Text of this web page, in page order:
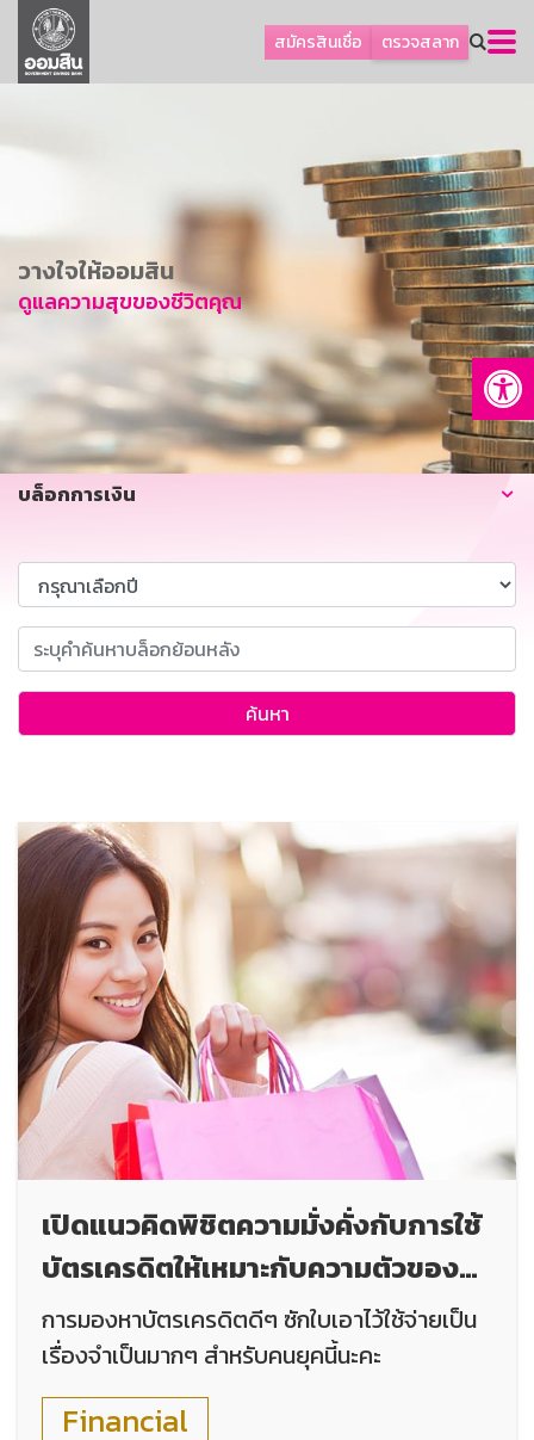
สมัครสินเชื่อ ตรวจสลาก
ลูกค้าธุรกิจ
ลูกค้าผู้ประกอบรายย่อย
ออมเพื่อสุข
เกี่ยวกับธนาคาร
การพัฒนาที่ยั่งยืน
ข่าวสาร
ติดต่อเรา
บริการออนไลน์
วางใจให้ออมสิน
ดูแลความสุขของชีวิตคุณ
บล็อกการเงิน
ค้นหา
เปิดแนวคิดพิชิตความมั่งคั่งกับการใช้
บัตรเครดิตให้เหมาะกับความตัวของ
คุณเอง
การมองหาบัตรเครดิตดีๆ ซักใบเอาไว้ใช้จ่ายเป็น
เรื่องจำเป็นมากๆ สำหรับคนยุคนี้นะคะ
Financial